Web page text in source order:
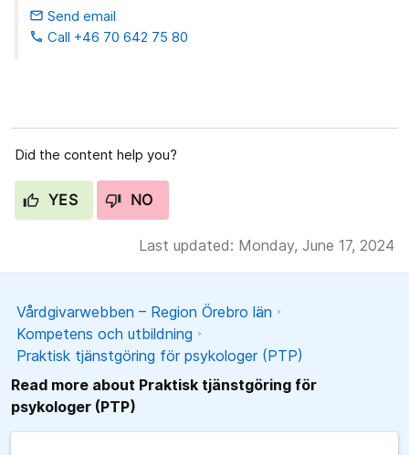
email Send email
phone Call +46 70 642 75 80
Did the content help you?
YES NO
Last updated: Monday, June 17, 2024
Vårdgivarwebben – Region Örebro län
Kompetens och utbildning
Praktisk tjänstgöring för psykologer (PTP)
Read more about Praktisk tjänstgöring för
psykologer (PTP)